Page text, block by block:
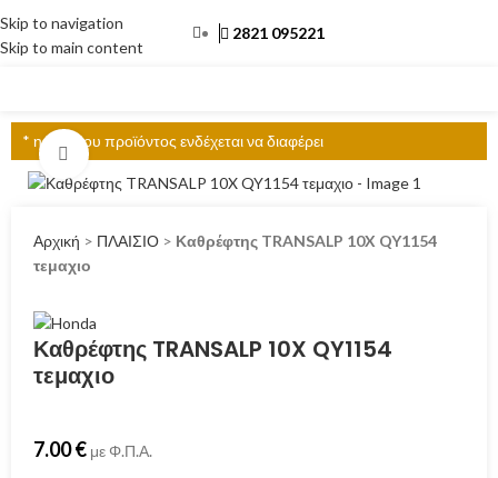
Skip to navigation
Skip to main content
2821 095221
* η τιμή του προϊόντος ενδέχεται να διαφέρει
Click to enlarge
Αρχική > ΠΛΑΙΣΙΟ > Καθρέφτης TRANSALP 10X QY1154
τεμαχιο
Καθρέφτης TRANSALP 10X QY1154
τεμαχιο
7.00€ με Φ.Π.Α.